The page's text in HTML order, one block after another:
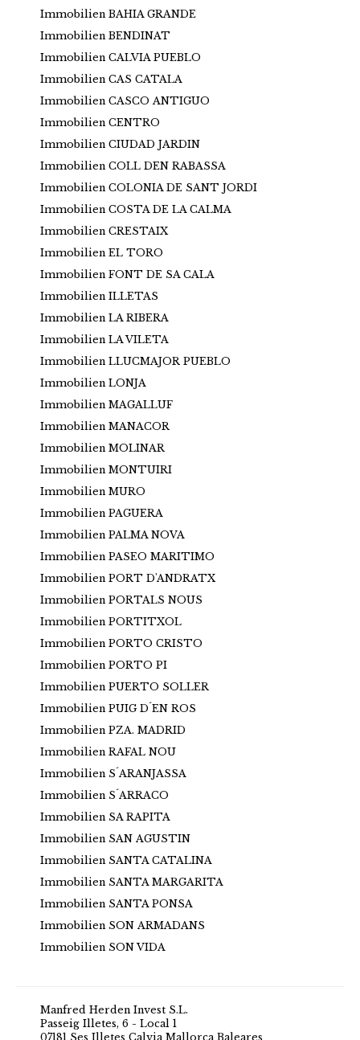
Immobilien BAHIA GRANDE
Immobilien BENDINAT
Immobilien CALVIA PUEBLO
Immobilien CAS CATALA
Immobilien CASCO ANTIGUO
Immobilien CENTRO
Immobilien CIUDAD JARDIN
Immobilien COLL DEN RABASSA
Immobilien COLONIA DE SANT JORDI
Immobilien COSTA DE LA CALMA
Immobilien CRESTAIX
Immobilien EL TORO
Immobilien FONT DE SA CALA
Immobilien ILLETAS
Immobilien LA RIBERA
Immobilien LA VILETA
Immobilien LLUCMAJOR PUEBLO
Immobilien LONJA
Immobilien MAGALLUF
Immobilien MANACOR
Immobilien MOLINAR
Immobilien MONTUIRI
Immobilien MURO
Immobilien PAGUERA
Immobilien PALMA NOVA
Immobilien PASEO MARITIMO
Immobilien PORT D'ANDRATX
Immobilien PORTALS NOUS
Immobilien PORTITXOL
Immobilien PORTO CRISTO
Immobilien PORTO PI
Immobilien PUERTO SOLLER
Immobilien PUIG D´EN ROS
Immobilien PZA. MADRID
Immobilien RAFAL NOU
Immobilien S´ARANJASSA
Immobilien S´ARRACO
Immobilien SA RAPITA
Immobilien SAN AGUSTIN
Immobilien SANTA CATALINA
Immobilien SANTA MARGARITA
Immobilien SANTA PONSA
Immobilien SON ARMADANS
Immobilien SON VIDA
Manfred Herden Invest S.L.
Passeig Illetes, 6 - Local 1
07181 Ses Illetes Calvia Mallorca Baleares